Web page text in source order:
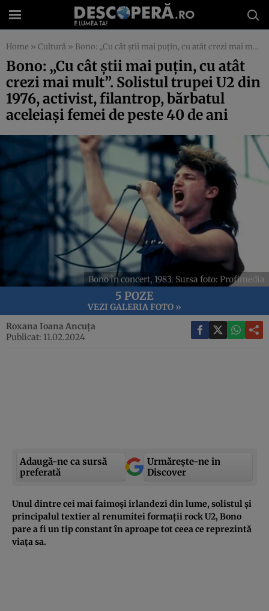
Home » Cultură » Bono: „Cu cât știi mai puțin, cu atât crezi mai mult”. Solistul trupei U2 din 1976, activist, filantrop, bărbatul aceleiași femei de peste 40 de ani
Bono: „Cu cât știi mai puțin, cu atât
crezi mai mult”. Solistul trupei U2 din
1976, activist, filantrop, bărbatul
aceleiași femei de peste 40 de ani
Bono în concert, 1983. Sursa foto: Profimedia
5 POZE
VEZI GALERIA FOTO »
Roxana Ioana Ancuța
Publicat: 11.02.2024
Adaugă-ne ca sursă
preferată
Urmărește-ne in
Discover
Unul dintre cei mai faimoși irlandezi din lume, solistul și
principalul textier al renumitei formații rock U2, Bono
pare a fi un tip constant în aproape tot ceea ce reprezintă
viața sa.